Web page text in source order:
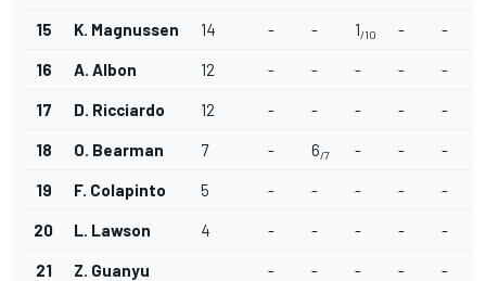
15 K. Magnussen 14 - - 1/10 - -
16 A. Albon 12 - - - - -
17 D. Ricciardo 12 - - - - -
18 O. Bearman 7 - 6/7 - - -
19 F. Colapinto 5 - - - - -
20 L. Lawson 4 - - - - -
21 Z. Guanyu - - - - -